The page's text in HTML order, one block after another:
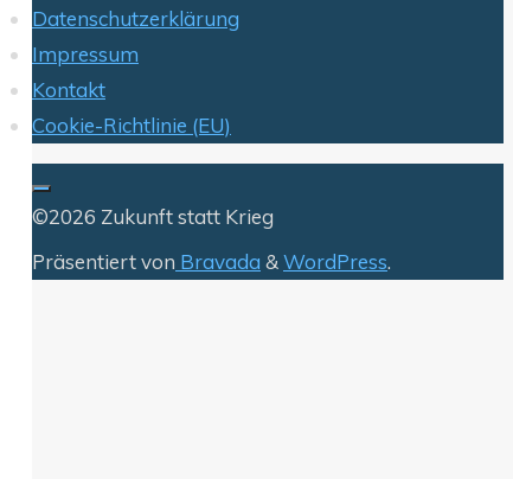
Datenschutzerklärung
Impressum
Kontakt
Cookie-Richtlinie (EU)
©2026 Zukunft statt Krieg
Präsentiert von Bravada &WordPress.